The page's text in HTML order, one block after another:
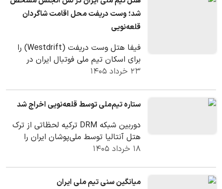
شد؛ وست دریفت محل اقامت شاگردان
قلعه‌نویی
فیفا هتل وست دریفت (Westdrift) را
برای اسکان تیم ملی فوتبال ایران در
لس‌آنجلس معرفی کرد. تیم ملی ایران
۲۳ خرداد ۱۴۰۵
ستاره تیم‌ملی توسط قلعه‌نویی اخراج شد
دوربین شبکه DRM ترکیه لحظاتی از ترک
هتل آنتالیا توسط ملی‌پوشان ایران را
ضبط کرده که صحنه‌های آن روایتگر
۱۸ خرداد ۱۴۰۵
میانگین سنی تیم ملی ایران